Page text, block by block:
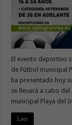
El evento deportivo
de Fútbol municipal
ha presentado hoy
se llevará a cabo
municipal Playa del
Leer